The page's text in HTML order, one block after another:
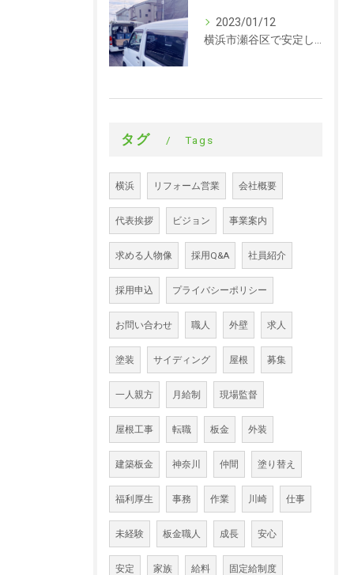
2023/01/12
タグ Tags
横浜 リフォーム営業 会社概要
代表挨拶 ビジョン 事業案内
求める人物像 採用Q&A 社員紹介
採用申込 プライバシーポリシー
お問い合わせ 職人 外壁 求人
塗装 サイディング 屋根 募集
一人親方 月給制 現場監督
屋根工事 転職 板金 外装
建築板金 神奈川 仲間 塗り替え
福利厚生 事務 作業 川崎 仕事
未経験 板金職人 成長 安心
安定 家族 給料 固定給制度